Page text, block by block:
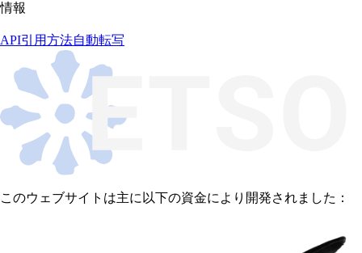
情報
API引用方法自動転写
このウェブサイトは主に以下の資金により開発されました：